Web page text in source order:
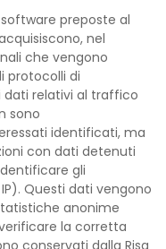
preposte al
nel
che vengono
protocolli di
relativi al traffico
sono
identificati, ma
con dati detenuti
gli
Questi dati vengono
anonime
la corretta
conservati dalla Risa